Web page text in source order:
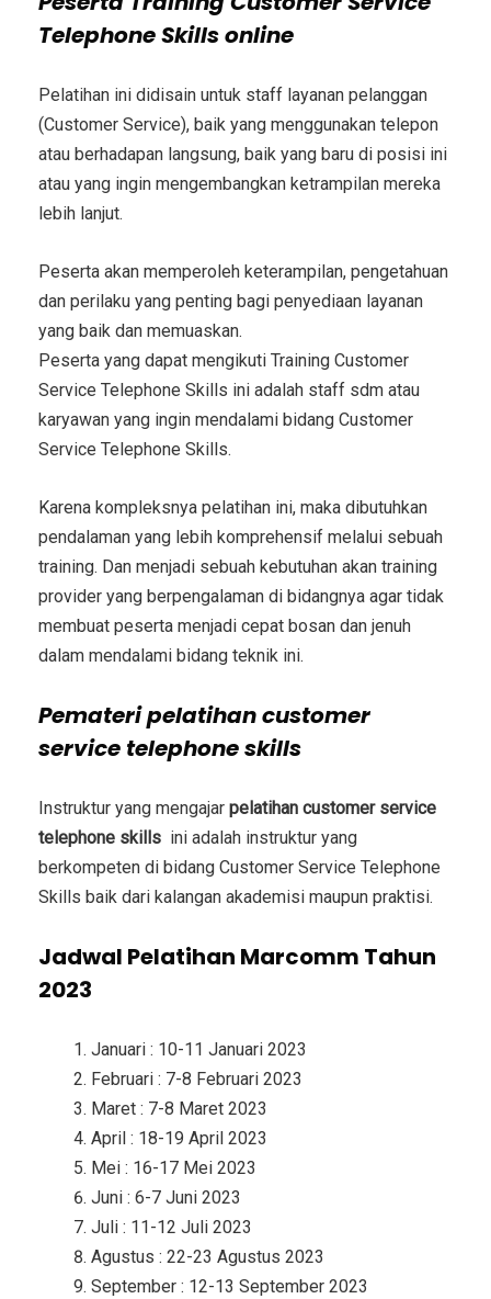
Telephone Skillsonline
Pelatihan ini didisain untuk staff layanan pelanggan
(Customer Service), baik yang menggunakan telepon
atau berhadapan langsung, baik yang baru di posisi ini
atau yang ingin mengembangkan ketrampilan mereka
lebih lanjut.
Peserta akan memperoleh keterampilan, pengetahuan
dan perilaku yang penting bagi penyediaan layanan
yang baik dan memuaskan.
Peserta yang dapat mengikuti Training Customer
Service Telephone Skills ini adalah staff sdm atau
karyawan yang ingin mendalami bidang Customer
Service Telephone Skills.
Karena kompleksnya pelatihan ini, maka dibutuhkan
pendalaman yang lebih komprehensif melalui sebuah
training. Dan menjadi sebuah kebutuhan akan training
provider yang berpengalaman di bidangnya agar tidak
membuat peserta menjadi cepat bosan dan jenuh
dalam mendalami bidang teknik ini.
Pemateripelatihan customer
service telephone skills
Instruktur yang mengajar pelatihan customer service
telephone skills ini adalah instruktur yang
berkompeten di bidang Customer Service Telephone
Skills baik dari kalangan akademisi maupun praktisi.
Jadwal Pelatihan Marcomm Tahun
2023
Januari : 10-11 Januari 2023
Februari : 7-8 Februari 2023
Maret : 7-8 Maret 2023
April : 18-19 April 2023
Mei : 16-17 Mei 2023
Juni : 6-7 Juni 2023
Juli : 11-12 Juli 2023
Agustus : 22-23 Agustus 2023
September : 12-13 September 2023